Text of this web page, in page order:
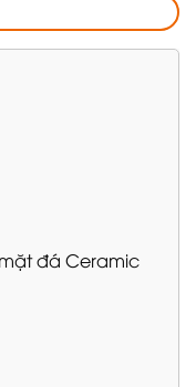
đá Ceramic